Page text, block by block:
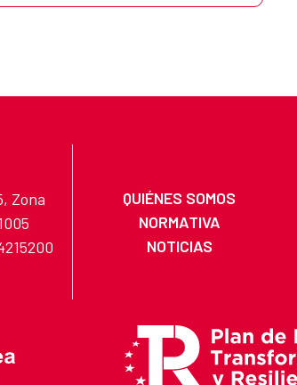
Zona
QUIÉNES SOMOS
NORMATIVA
NOTICIAS